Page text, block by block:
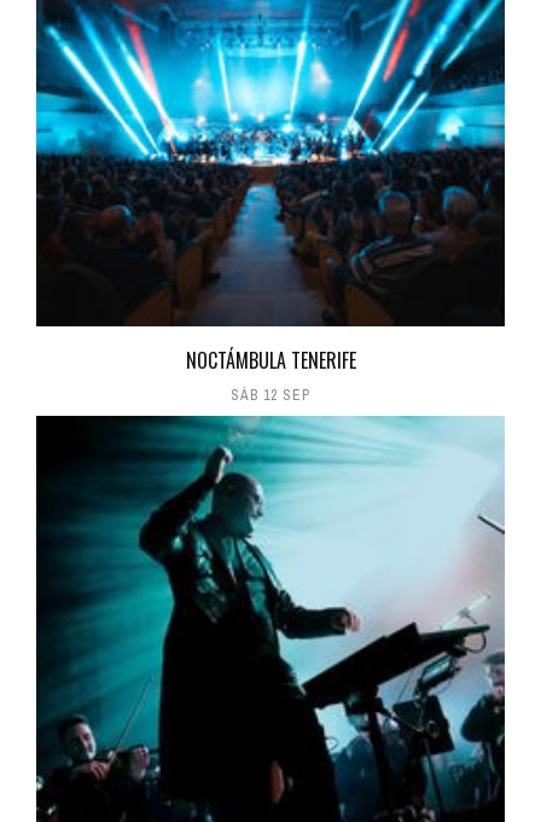
NOCTÁMBULA TENERIFE
SÁB 12 SEP